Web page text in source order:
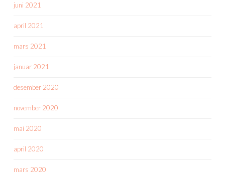
juni 2021
april 2021
mars 2021
januar 2021
desember 2020
november 2020
mai 2020
april 2020
mars 2020